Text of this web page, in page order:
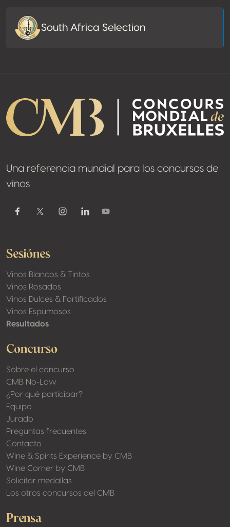
South Africa Selection
Una referencia mundial para los concursos de
vinos
FacebookTwitter / XInstagramLinkedinYoutube
Sesiónes
Vinos Blancos & Tintos
Vinos Rosados
Vinos Dulces & Fortificados
Vinos Espumosos
Resultados
Concurso
Sobre el concurso
CMB No-Low
¿Por qué participar?
Equipo
Jurado
Preguntas frecuentes
Contacto
Wine & Spirits Experience by CMB
Wine Corner by CMB
Solicitar medallas
Los otros concursos del CMB
Prensa